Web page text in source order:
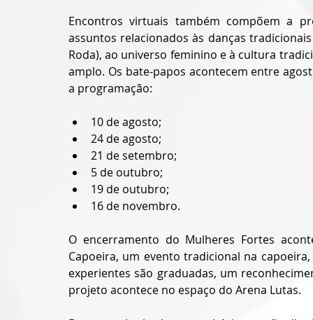
Encontros virtuais também compõem a
assuntos relacionados às danças
Roda), ao universo feminino e à cultura
amplo. Os bate-papos acontecem entre
a programação:
10 de agosto;
24 de agosto;
21 de setembro;
5 de outubro;
19 de outubro;
16 de novembro.
O encerramento do Mulheres Fortes
Capoeira, um evento tradicional na
experientes são graduadas, um
projeto acontece no espaço do Arena Lutas.